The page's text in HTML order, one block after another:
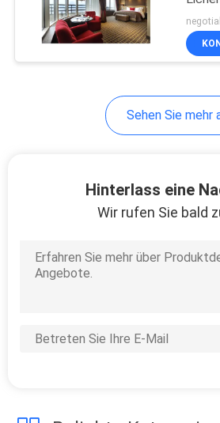
Sehen Sie mehr
Hinterlass eine
Wir rufen Sie bald